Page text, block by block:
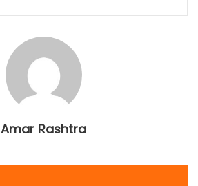
Amar Rashtra